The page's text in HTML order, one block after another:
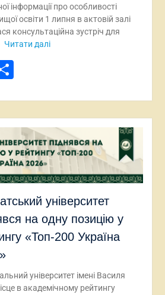
інформації про особливості
освіти 1 липня в актовій залі
консультаційна зустріч для
Читати далі
університет
на одну позицію у
«Топ-200 Україна
університет імені Василя
в академічному рейтингу